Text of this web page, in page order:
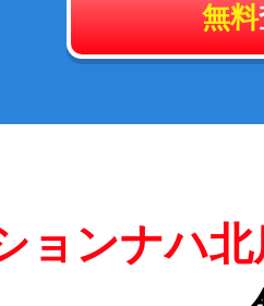
無料
ョンナハ